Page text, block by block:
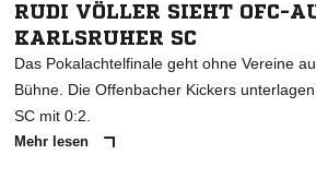
RUDI VÖLLER SIEHT OFC-
KARLSRUHER SC
Das Pokalachtelfinale geht ohne Vereine
Bühne. Die Offenbacher Kickers
SC mit 0:2.
Mehr lesen